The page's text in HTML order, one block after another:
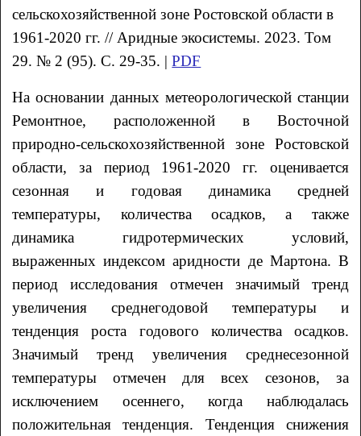
сельскохозяйственной зоне Ростовской области в
1961-2020 гг.// Аридные экосистемы. 2023. Том
29. № 2 (95). С. 29-35. |PDF
На основании данных метеорологической станции
Ремонтное, расположенной в Восточной
природно-сельскохозяйственной зоне Ростовской
области, за период 1961-2020 гг. оценивается
сезонная и годовая динамика средней
температуры, количества осадков, а также
динамика гидротермических условий,
выраженных индексом аридности де Мартона. В
период исследования отмечен значимый тренд
увеличения среднегодовой температуры и
тенденция роста годового количества осадков.
Значимый тренд увеличения среднесезонной
температуры отмечен для всех сезонов, за
исключением осеннего, когда наблюдалась
положительная тенденция. Тенденция снижения